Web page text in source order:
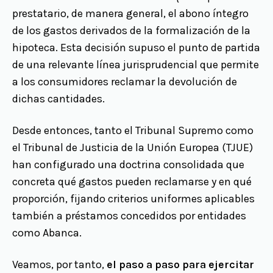
prestatario, de manera general, el abono íntegro
de los gastos derivados de la formalización de la
hipoteca. Esta decisión supuso el punto de partida
de una relevante línea jurisprudencial que permite
a los consumidores reclamar la devolución de
dichas cantidades.
Desde entonces, tanto el Tribunal Supremo como
el Tribunal de Justicia de la Unión Europea (TJUE)
han configurado una doctrina consolidada que
concreta qué gastos pueden reclamarse y en qué
proporción, fijando criterios uniformes aplicables
también a préstamos concedidos por entidades
como Abanca.
Veamos, por tanto, el paso a paso para ejercitar